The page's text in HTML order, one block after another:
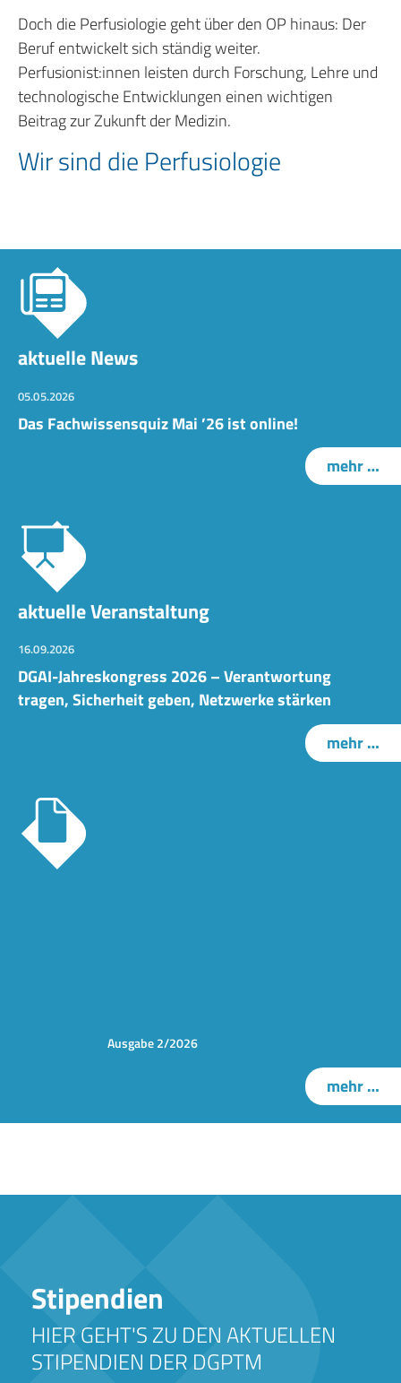
Wir sind die Perfusiologie
Doch die Perfusiologie geht über den OP hinaus: Der
Beruf entwickelt sich ständig weiter.
Perfusionist:innen leisten durch Forschung, Lehre und
technologische Entwicklungen einen wichtigen
Beitrag zur Zukunft der Medizin.
aktuelle News
05.05.2026
Das Fachwissensquiz Mai ’26 ist online!
mehr …
aktuelle Veranstaltung
16.09.2026
DGAI-Jahreskongress 2026 – Verantwortung
tragen, Sicherheit geben, Netzwerke stärken
mehr …
Ausgabe 2/2026
mehr …
Stipendien
HIER GEHT'S ZU DEN AKTUELLEN
STIPENDIEN DER DGPTM